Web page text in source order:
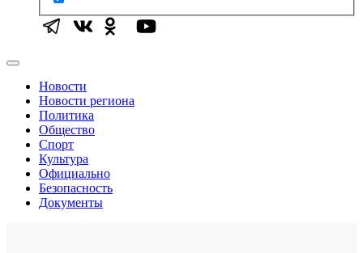
Новости
Новости региона
Политика
Общество
Спорт
Культура
Официально
Безопасность
Документы